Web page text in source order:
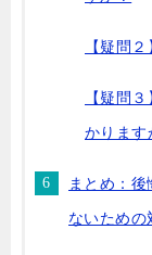
【疑問
【疑問
かります
まとめ：
ないための